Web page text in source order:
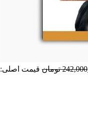
242,000 تومان قیمت اصلی: 242,000 تومان بود.